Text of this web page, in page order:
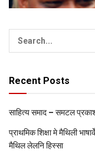
Recent Posts
साहित्य समाद – समटल
प्राथमिक शि‍क्षा मे मैथि‍ली
मैथिल लेलनि हिस्सा